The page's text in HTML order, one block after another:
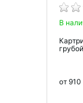
В
от 910